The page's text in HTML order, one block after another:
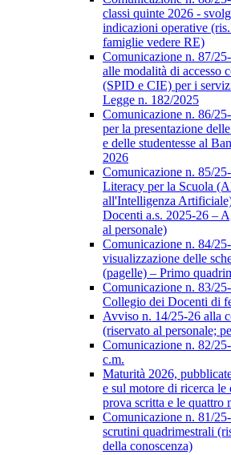
classi quinte 2026 -
indicazioni operative
famiglie vedere RE)
Comunicazione n. 87/
alle modalità di accesso
(SPID e CIE) per i
Legge n. 182/2025
Comunicazione n. 86/
per la presentazione
e delle studentesse al
2026
Comunicazione n. 85/
Literacy per la Scuola
all'Intelligenza
Docenti a.s. 2025-26 –
al personale)
Comunicazione n. 84/
visualizzazione delle
(pagelle) – Primo
Comunicazione n. 83/
Collegio dei Docenti di
Avviso n. 14/25-26 alla
(riservato al personale;
Comunicazione n. 82/
c.m.
Maturità 2026,
e sul motore di ricerca le
prova scritta e le quattro
Comunicazione n. 81/
scrutini quadrimestrali
della conoscenza)